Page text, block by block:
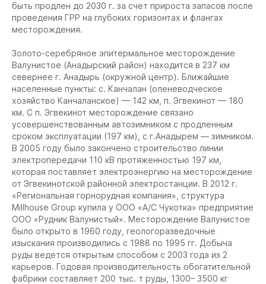
быть продлен до 2030 г. за счет прироста запасов после
проведения ГРР на глубоких горизонтах и флангах
месторождения.
Золото-серебряное эпитермальное месторождение
Валунистое (Анадырский район) находится в 237 км
севернее г. Анадырь (окружной центр). Ближайшие
населенные пункты: с. Канчалан (оленеводческое
хозяйство Канчаланское) — 142 км, п. Эгвекинот — 180
км. С п. Эгвекинот месторождение связано
усовершенствованным автозимником с продленным
сроком эксплуатации (197 км), с г.Анадырем — зимником.
В 2005 году было закончено строительство линии
электропередачи 110 кВ протяженностью 197 км,
которая поставляет электроэнергию на месторождение
от Эгвекинотской районной электростанции. В 2012 г.
«Региональная горнорудная компания», структура
Millhouse Group купила у ООО «А/С Чукотка» предприятие
ООО «Рудник Валунистый». Месторождение Валунистое
было открыто в 1960 году, геологоразведочные
изыскания производились с 1988 по 1995 гг. Добыча
руды ведется открытым способом с 2003 года из 2
карьеров. Годовая производительность обогатительной
фабрики составляет 200 тыс. т руды, 1300– 3500 кг